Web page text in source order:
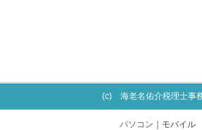
(c) 海老名佑介税理士事
パソコン ｜モバイル